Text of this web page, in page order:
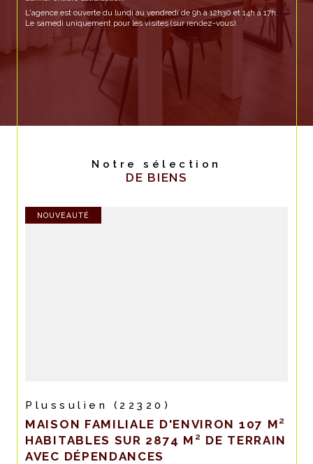
L'agence est ouverte du lundi au vendredi de 9h à 12h30 et 14h à 17h.
Le samedi uniquement pour les visites (sur rendez-vous).
Notre sélection
DE BIENS
107 M²
DE TERRAIN
Kerpert (22480)
CHARMANTE MAISON EN
58 M² HABITABLES, 2
UN GARAGE